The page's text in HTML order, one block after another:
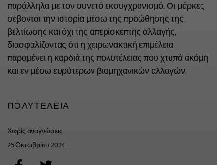
παράλληλα με τον συνετό εκσυγχρονισμό. Οι μάρκες
σέβονται την ιστορία μέσω της προώθησης της
βελτίωσης και όχι της απερίσκεπτης αλλαγής,
διασφαλίζοντας ότι η χειρωνακτική επιμέλεια
παραμένει η καρδιά της πολυτέλειας που χτυπά ακόμη
και εν μέσω ευρύτερων βιομηχανικών αλλαγών.
ΠΟΛΥΤΈΛΕΙΑ
Χωρίς αναγνώσεις
25 Οκτωβρίου 2024